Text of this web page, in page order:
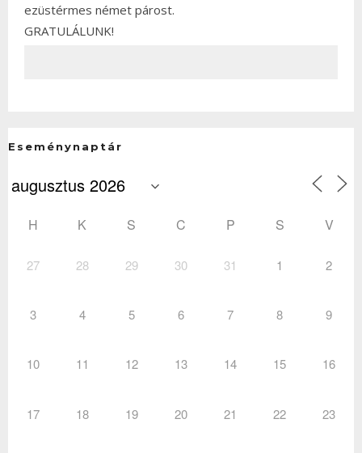
ezüstérmes német párost.
GRATULÁLUNK!
Eseménynaptár
H K S C P S V
27 28 29 30 31 1 2
3 4 5 6 7 8 9
10 11 12 13 14 15 16
17 18 19 20 21 22 23